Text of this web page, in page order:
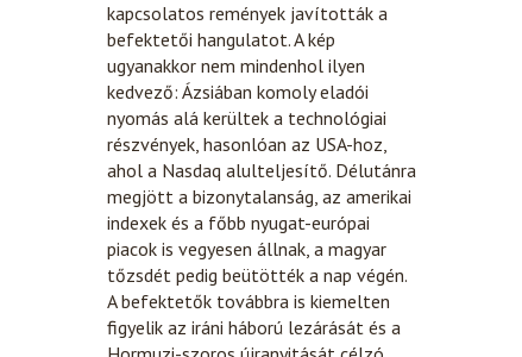
kapcsolatos remények javították a
befektetői hangulatot. A kép
ugyanakkor nem mindenhol ilyen
kedvező: Ázsiában komoly eladói
nyomás alá kerültek a technológiai
részvények, hasonlóan az USA-hoz,
ahol a Nasdaq alulteljesítő. Délutánra
megjött a bizonytalanság, az amerikai
indexek és a főbb nyugat-európai
piacok is vegyesen állnak, a magyar
tőzsdét pedig beütötték a nap végén.
A befektetők továbbra is kiemelten
figyelik az iráni háború lezárását és a